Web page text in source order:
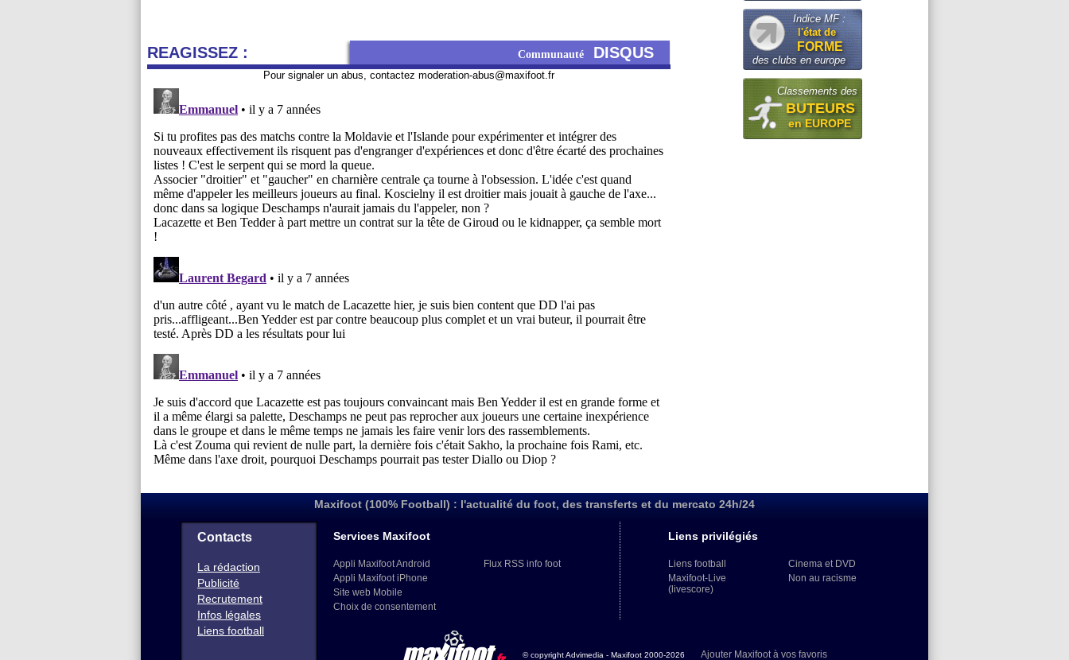
REAGISSEZ : Communauté DISQUS
Pour signaler un abus, contactez moderation-abus@maxifoot.fr
Indice MF :
l'état de
FORME
des clubs en europe
Classements des
BUTEURS
en EUROPE
Maxifoot (100% Football) : l'actualité du foot, des transferts et du mercato 24h/24
Contacts
La rédaction
Publicité
Recrutement
Infos légales
Liens football
Services Maxifoot
Appli Maxifoot Android
Appli Maxifoot iPhone
Site web Mobile
Choix de consentement
Flux RSS info foot
Liens privilégiés
Liens football
Maxifoot-Live
(livescore)
Cinema et DVD
Non au racisme
© copyright Advimedia - Maxifoot 2000-2026 Ajouter Maxifoot à vos favoris